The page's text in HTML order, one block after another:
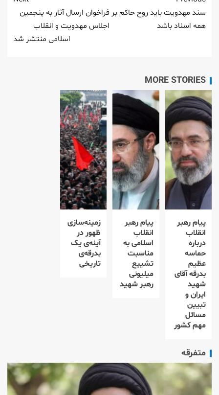
سند مهدویت باید روح حاکم بر
همه اسناد باشد
فراخوان ارسال آثار به پنجمین
اجلاس مهدویت و انقلاب
اسلامی منتشر شد
MORE STORIES
پیام رهبر
انقلاب
درباره
حماسه
عظیم
بدرقه آقای
شهید
ایران و
تبیین
مسائل
مهم کشور
پیام رهبر
انقلاب
اسلامی به
مناسبت
تشییع
میلیونی
رهبر شهید
زمینه‌سازی
ظهور در
آینه‌ی یک
بدرقه‌ی
تاریخی
متفرقه